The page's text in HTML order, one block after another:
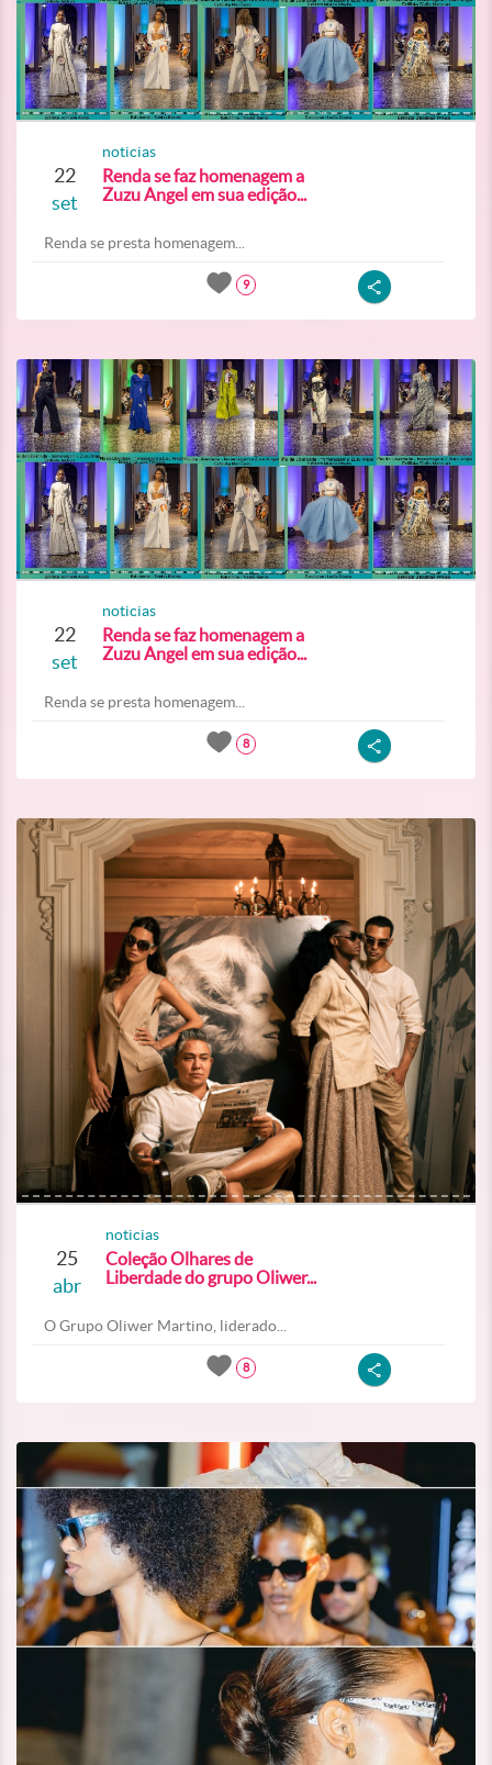
22
set
noticias
Renda se faz homenagem a
Zuzu Angel em sua edição...
Renda se presta homenagem...
9
22
set
noticias
Renda se faz homenagem a
Zuzu Angel em sua edição...
Renda se presta homenagem...
8
25
abr
noticias
Coleção Olhares de
Liberdade do grupo Oliwer...
O Grupo Oliwer Martino, liderado...
8